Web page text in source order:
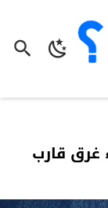
غرق قارب